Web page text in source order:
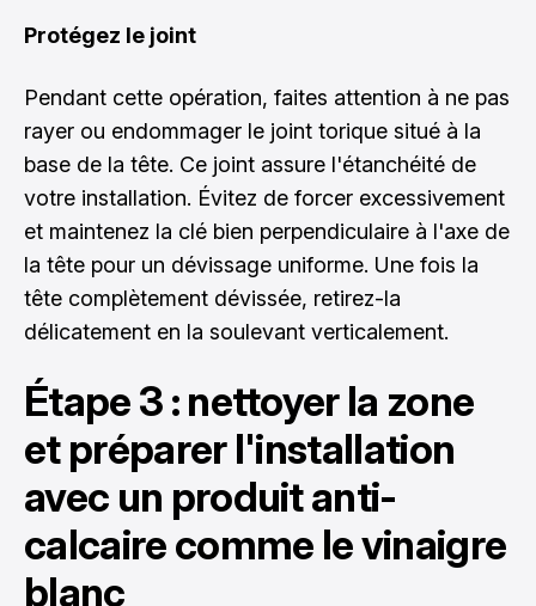
Protégez le joint
Pendant cette opération, faites attention à ne pas
rayer ou endommager le joint torique situé à la
base de la tête. Ce joint assure l'étanchéité de
votre installation. Évitez de forcer excessivement
et maintenez la clé bien perpendiculaire à l'axe de
la tête pour un dévissage uniforme. Une fois la
tête complètement dévissée, retirez-la
délicatement en la soulevant verticalement.
Étape 3 : nettoyer la zone
et préparer l'installation
avec un produit anti-
calcaire comme le vinaigre
blanc